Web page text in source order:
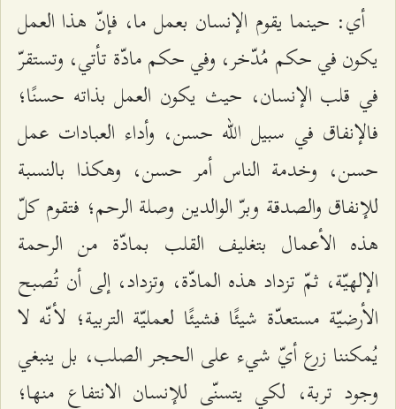
أي: حينما يقوم الإنسان بعمل ما، فإنّ هذا العمل
يكون في حكم مُدّخر، وفي حكم مادّة تأتي، وتستقرّ
في قلب الإنسان، حيث يكون العمل بذاته حسنًا؛
فالإنفاق في سبيل الله حسن، وأداء العبادات عمل
حسن، وخدمة الناس أمر حسن، وهكذا بالنسبة
للإنفاق والصدقة وبرّ الوالدين وصلة الرحم؛ فتقوم كلّ
هذه الأعمال بتغليف القلب بمادّة من الرحمة
الإلهيّة، ثمّ تزداد هذه المادّة، وتزداد، إلى أن تُصبح
الأرضيّة مستعدّة شيئًا فشيئًا لعمليّة التربية؛ لأنّه لا
يُمكننا زرع أيّ شيء على الحجر الصلب، بل ينبغي
وجود تربة، لكي يتسنّى للإنسان الانتفاع منها؛